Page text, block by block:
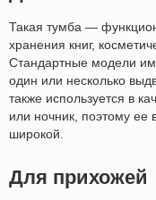
Такая тумба —
хранения книг,
Стандартные модели
один или несколько
также используется в
или ночник, поэтому ее
широкой.
Для прихожей